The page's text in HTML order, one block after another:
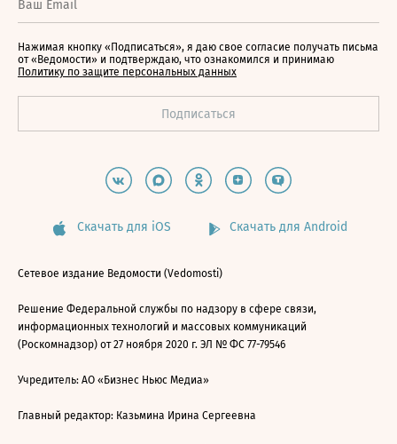
Нажимая кнопку «Подписаться», я даю свое согласие получать письма
от «Ведомости» и подтверждаю, что ознакомился и принимаю
Политику по защите персональных данных
Скачать для iOS Скачать для Android
Сетевое издание Ведомости (Vedomosti)
Решение Федеральной службы по надзору в сфере связи,
информационных технологий и массовых коммуникаций
(Роскомнадзор) от 27 ноября 2020 г. ЭЛ № ФС 77-79546
Учредитель: АО «Бизнес Ньюс Медиа»
Главный редактор: Казьмина Ирина Сергеевна